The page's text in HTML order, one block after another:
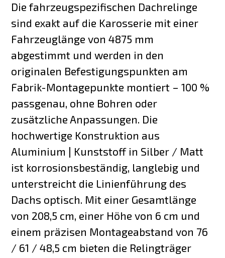
Die fahrzeugspezifischen Dachrelinge
sind exakt auf die Karosserie mit einer
Fahrzeuglänge von 4875 mm
abgestimmt und werden in den
originalen Befestigungspunkten am
Fabrik-Montagepunkte montiert – 100 %
passgenau, ohne Bohren oder
zusätzliche Anpassungen. Die
hochwertige Konstruktion aus
Aluminium | Kunststoff in Silber / Matt
ist korrosionsbeständig, langlebig und
unterstreicht die Linienführung des
Dachs optisch. Mit einer Gesamtlänge
von 208,5 cm, einer Höhe von 6 cm und
einem präzisen Montageabstand von 76
/ 61 / 48,5 cm bieten die Relingträger